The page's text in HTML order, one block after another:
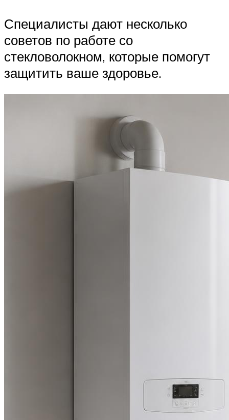
Специалисты дают несколько
советов по работе со
стекловолокном, которые помогут
защитить ваше здоровье.